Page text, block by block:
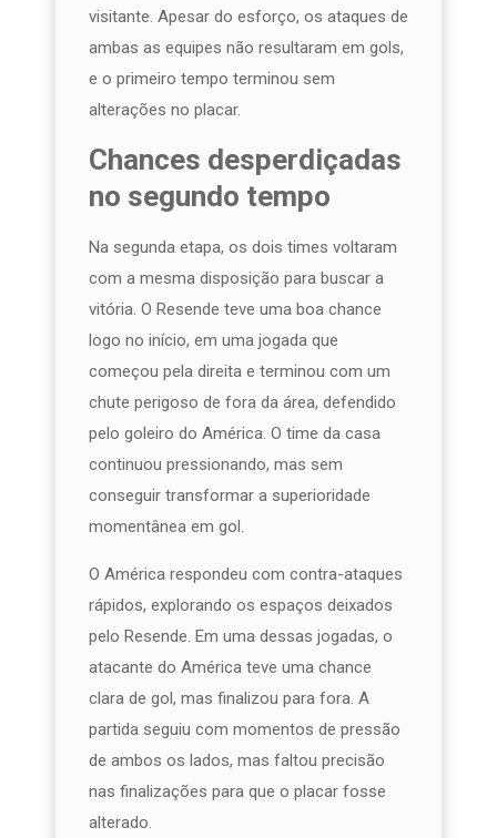
visitante. Apesar do esforço, os ataques de
ambas as equipes não resultaram em gols,
e o primeiro tempo terminou sem
alterações no placar.
Chances desperdiçadas
no segundo tempo
Na segunda etapa, os dois times voltaram
com a mesma disposição para buscar a
vitória. O Resende teve uma boa chance
logo no início, em uma jogada que
começou pela direita e terminou com um
chute perigoso de fora da área, defendido
pelo goleiro do América. O time da casa
continuou pressionando, mas sem
conseguir transformar a superioridade
momentânea em gol.
O América respondeu com contra-ataques
rápidos, explorando os espaços deixados
pelo Resende. Em uma dessas jogadas, o
atacante do América teve uma chance
clara de gol, mas finalizou para fora. A
partida seguiu com momentos de pressão
de ambos os lados, mas faltou precisão
nas finalizações para que o placar fosse
alterado.